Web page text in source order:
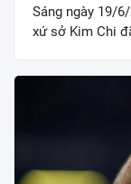
Sáng ngày 19/
xứ sở Kim Chi